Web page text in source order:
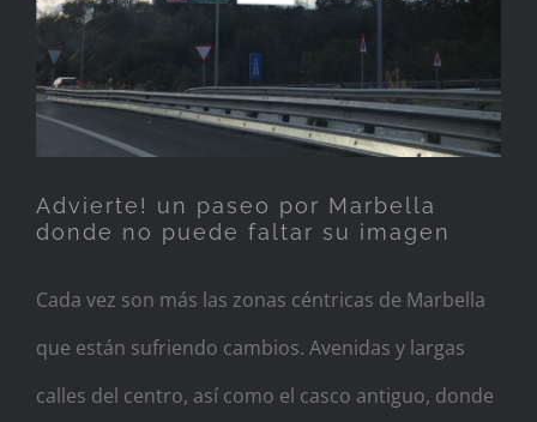
Advierte! un paseo por Marbella
donde no puede faltar su imagen
Cada vez son más las zonas céntricas de Marbella
que están sufriendo cambios. Avenidas y largas
calles del centro, así como el casco antiguo, donde